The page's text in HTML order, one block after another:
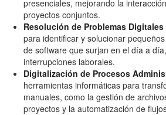
presenciales, mejorando la
proyectos conjuntos.
Resolución de Problemas
para identificar y solucionar
de software que surjan en el día a
interrupciones laborales.
Digitalización de Procesos
herramientas informáticas para
manuales, como la gestión de
proyectos y la automatización de